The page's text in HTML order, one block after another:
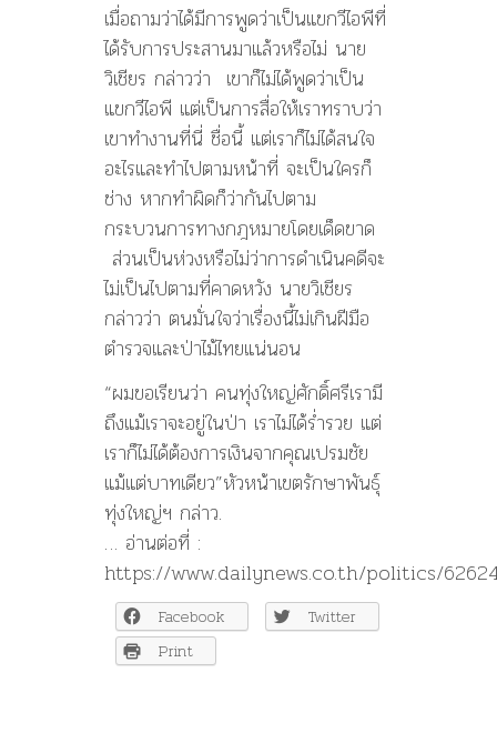
เมื่อถามว่าได้มีการพูดว่าเป็นแขกวีไอพีที่
ได้รับการประสานมาแล้วหรือไม่ นาย
วิเชียร กล่าวว่า เขาก็ไม่ได้พูดว่าเป็น
แขกวีไอพี แต่เป็นการสื่อให้เราทราบว่า
เขาทำงานที่นี่ ชื่อนี้ แต่เราก็ไม่ได้สนใจ
อะไรและทำไปตามหน้าที่ จะเป็นใครก็
ช่าง หากทำผิดก็ว่ากันไปตาม
กระบวนการทางกฎหมายโดยเด็ดขาด
ส่วนเป็นห่วงหรือไม่ว่าการดำเนินคดีจะ
ไม่เป็นไปตามที่คาดหวัง นายวิเชียร
กล่าวว่า ตนมั่นใจว่าเรื่องนี้ไม่เกินฝีมือ
ตำรวจและป่าไม้ไทยแน่นอน
“ผมขอเรียนว่า คนทุ่งใหญ่ศักดิ์ศรีเรามี
ถึงแม้เราจะอยู่ในป่า เราไม่ได้ร่ำรวย แต่
เราก็ไม่ได้ต้องการเงินจากคุณเปรมชัย
แม้แต่บาทเดียว”หัวหน้าเขตรักษาพันธุ์
ทุ่งใหญ่ฯ กล่าว.
… อ่านต่อที่ :
https://www.dailynews.co.th/politics/
Facebook
Twitter
Print